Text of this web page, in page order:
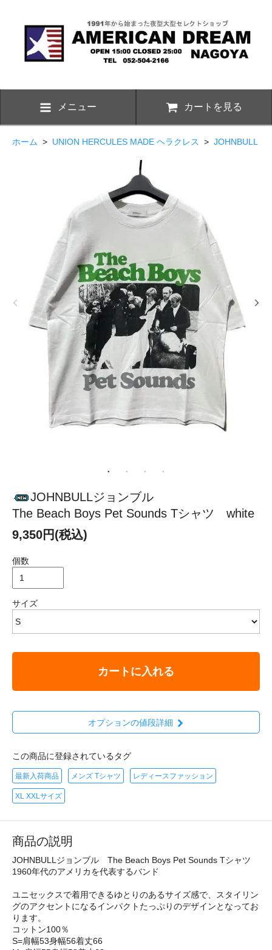
メニュー カートを見る
ホーム > UNION HERCULES MADE ヘラクレス > JOHNBULL
JOHNBULLジョンブル
The Beach Boys Pet Sounds Tシャツ white
9,350円(税込)
個数
サイズ
カートに入れる
オプションの値段詳細
この商品に登録されているタグ
最新入荷商品 メンズ Tシャツ レディースファッション
XL XXLサイズ
商品の説明
JOHNBULLジョンブル The Beach Boys Pet Sounds Tシャツ
1960年代のアメリカを代表するバンド
ユニセックスで着用できるゆとりのあるサイズ感で、スタイリン
グのアクセントになるインパクトたっぷりのデザインとなってお
ります。
コットン100％
S=肩幅53身幅56着丈66